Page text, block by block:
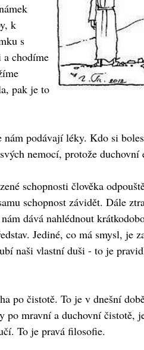
k
s
chodíme
pak je to
podávají léky. Kdo si
nemocí, protože
schopnosti člověka
schopnost závidět. Dále
dává nahlédnout
Jediné, co má smysl, je
naši vlastní duši - to je
po čistotě. To je v dnešní
mravní a duchovní čistotě,
To je pravá filosofie.